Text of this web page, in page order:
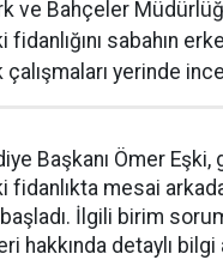
ve Bahçeler
fidanlığını sabahın
yerinde
Başkanı Ömer Eşki,
fidanlıkta mesai
İlgili birim
hakkında detaylı bilgi